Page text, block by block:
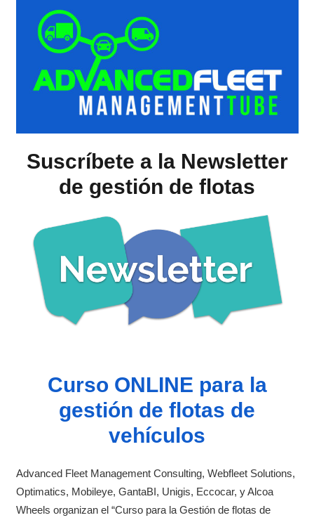
Suscríbete a la Newsletter
de gestión de flotas
Curso ONLINE para la
gestión de flotas de
vehículos
Advanced Fleet Management Consulting, Webfleet Solutions,
Optimatics, Mobileye, GantaBI, Unigis, Eccocar, y Alcoa
Wheels organizan el “Curso para la Gestión de flotas de